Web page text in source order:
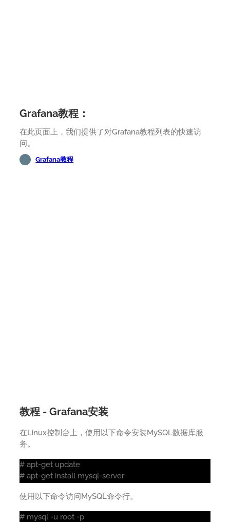
Grafana教程：
在此页面上，我们提供了对Grafana教程列表的快速访
问。
Grafana教程
教程 - Grafana安装
在Linux控制台上，使用以下命令安装MySQL数据库服
务。
# apt-get update
# apt-get install mysql-server
使用以下命令访问MySQL命令行。
# mysql -u root -p